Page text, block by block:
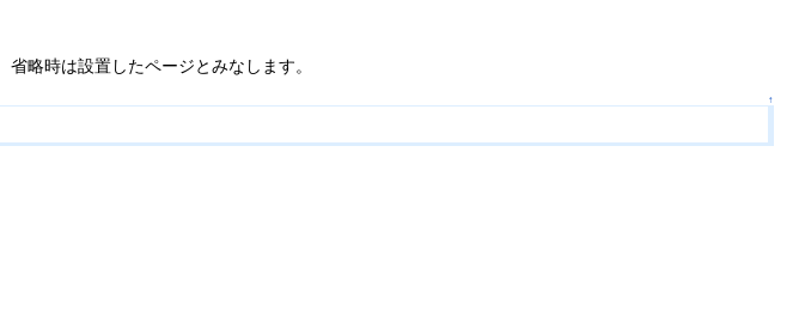
略時は設置したページとみなします。
↑